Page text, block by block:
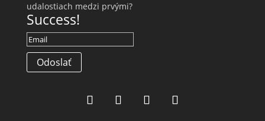
udalostiach medzi prvými?
Success!
Odoslať